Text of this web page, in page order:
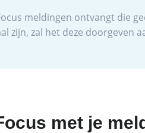
meldingen ontvangt die
zijn, zal het deze doorgeven
met je